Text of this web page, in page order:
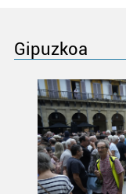
Gipuzkoa